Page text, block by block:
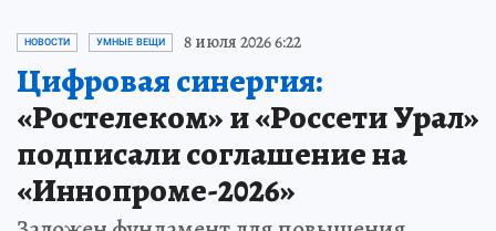
НОВОСТИ УМНЫЕ ВЕЩИ 8 июля 2026 6:22
Цифровая синергия:
«Ростелеком» и «Россети Урал»
подписали соглашение на
«Иннопроме-2026»